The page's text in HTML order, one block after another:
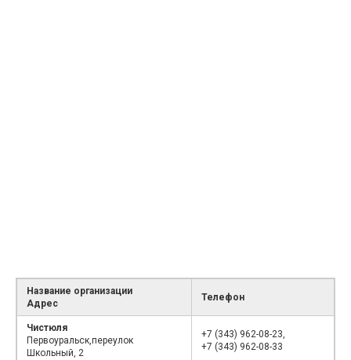
Название организации
Адрес
Телефон
Чистюля
Первоуральск,переулок
Школьный, 2
+7 (343) 962-08-23,
+7 (343) 962-08-33